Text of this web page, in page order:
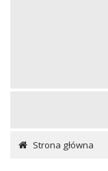
Strona główna